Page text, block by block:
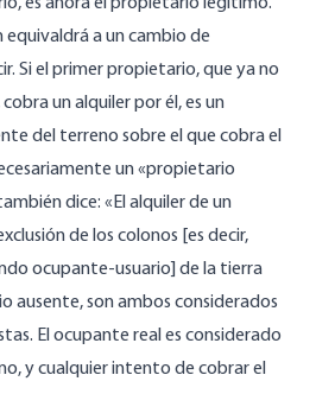
es ahora el propietario legítimo.
a un cambio de
Si el primer propietario, que ya no
un alquiler por él, es un
del terreno sobre el que cobra el
un «propietario
dice: «El alquiler de un
de los colonos [es decir,
ocupante-usuario] de la tierra
ausente, son ambos considerados
El ocupante real es considerado
y cualquier intento de cobrar el